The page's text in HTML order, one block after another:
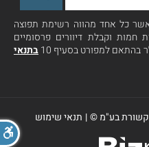
כל אחד מהווה רשימת תפוצה
חמות וקבלת דיוורים פרסומיים
בהתאם למפורט בסעיף 10
בתנאי
בע"מ ©| תנאי שימוש